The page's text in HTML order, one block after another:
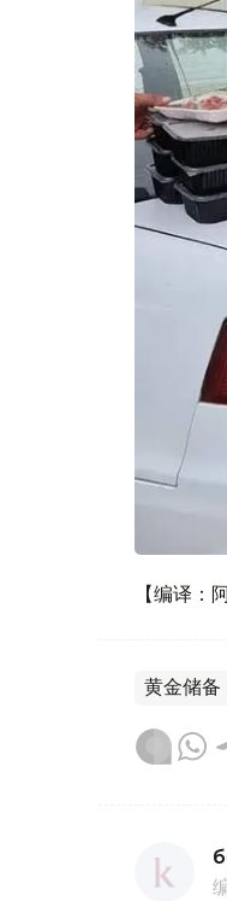
【编译：
黄金储备